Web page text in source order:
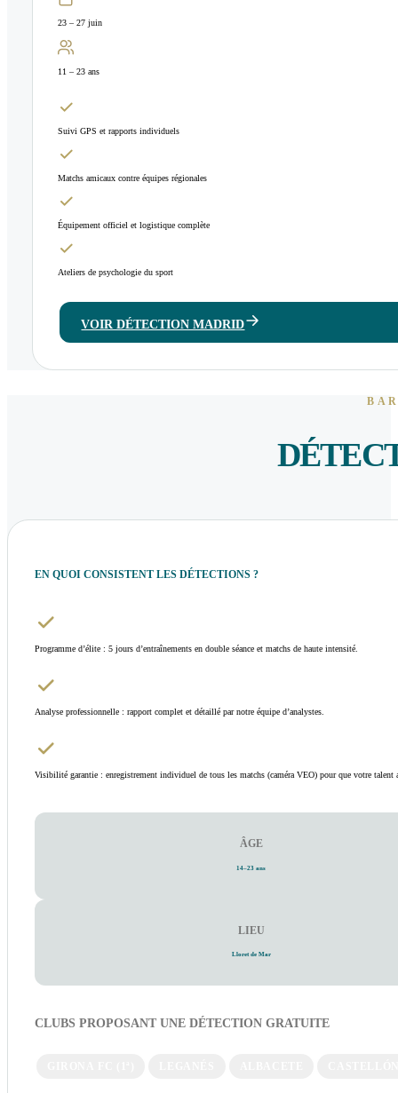
23 – 27 juin
11 – 23 ans
Suivi GPS et rapports individuels
Matchs amicaux contre équipes régionales
Équipement officiel et logistique complète
Ateliers de psychologie du sport
VOIR DÉTECTION MADRID
EN QUOI CONSISTENT LES DÉTECTIONS ?
Programme d’élite : 5 jours d’entraînements en double séance et matchs de haute intensité.
Analyse professionnelle : rapport complet et détaillé par notre équipe d’analystes.
Visibilité garantie : enregistrement individuel de tous les matchs (caméra VEO) pour que votre talent
ÂGE
14–23 ans
LIEU
Lloret de Mar
CLUBS PROPOSANT UNE DÉTECTION GRATUITE